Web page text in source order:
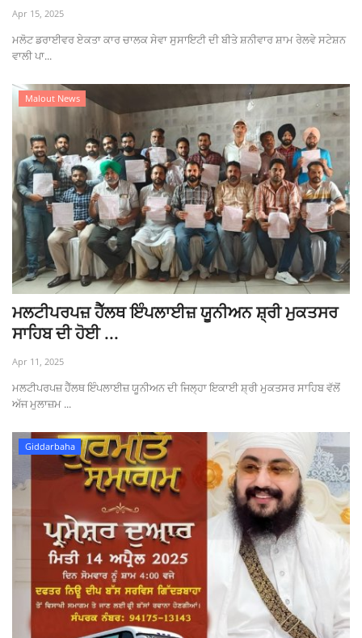
Apr 15, 2025
ਮਲੋਟ ਡਰਾਈਵਰ ਏਕਤਾ ਕਾਰ ਚਾਲਕ ਸੇਵਾ ਸੁਸਾਇਟੀ ਦੀ ਬੀਤੇ ਸ਼ਨੀਵਾਰ ਸ਼ਾਮ ਰੇਲਵੇ ਸਟੇਸ਼ਨ
ਵਾਲੀ ਪਾ...
Malout News
ਮਲਟੀਪਰਪਜ਼ ਹੈੱਲਥ ਇੰਪਲਾਈਜ਼ ਯੂਨੀਅਨ ਸ਼੍ਰੀ ਮੁਕਤਸਰ
ਸਾਹਿਬ ਦੀ ਹੋਈ ...
Apr 11, 2025
ਮਲਟੀਪਰਪਜ਼ ਹੈੱਲਥ ਇੰਪਲਾਈਜ਼ ਯੂਨੀਅਨ ਦੀ ਜਿਲ੍ਹਾ ਇਕਾਈ ਸ਼੍ਰੀ ਮੁਕਤਸਰ ਸਾਹਿਬ ਵੱਲੋਂ
ਅੱਜ ਮੁਲਾਜ਼ਮ ...
Giddarbaha